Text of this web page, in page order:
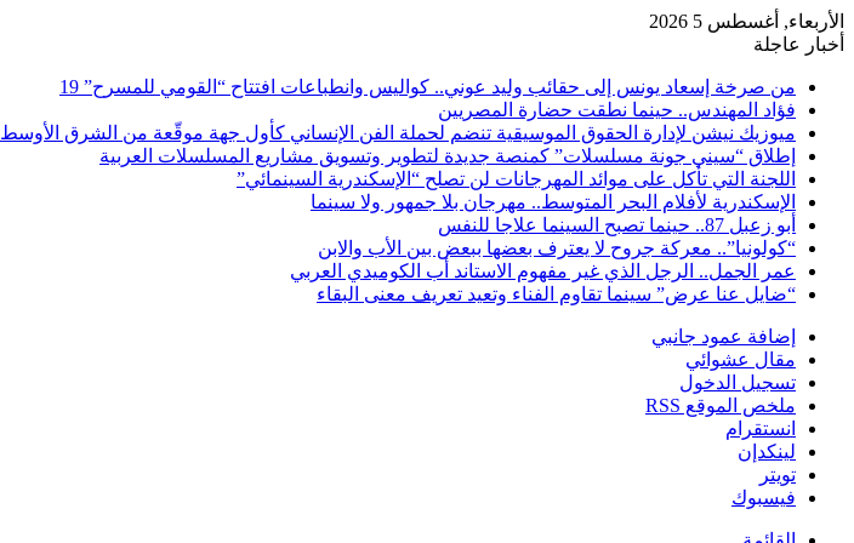
الأربعاء, أغسطس 5 2026
أخبار عاجلة
من صرخة إسعاد يونس إلى حقائب وليد عوني.. كواليس وانطباعات افتتاح “القومي للمسرح” 19
فؤاد المهندس.. حينما نطقت حضارة المصريين
ميوزيك نيشن لإدارة الحقوق الموسيقية تنضم لحملة الفن الإنساني كأول جهة موقّعة من الشرق الأوسط
إطلاق “سيني جونة مسلسلات” كمنصة جديدة لتطوير وتسويق مشاريع المسلسلات العربية
اللجنة التي تأكل على موائد المهرجانات لن تصلح “الإسكندرية السينمائي”
الإسكندرية لأفلام البحر المتوسط.. مهرجان بلا جمهور ولا سينما
أبو زعبل 87.. حينما تصبح السينما علاجا للنفس
“كولونيا”.. معركة جروح لا يعترف بعضها ببعض بين الأب والابن
عمر الجمل.. الرجل الذي غير مفهوم الاستاند أب الكوميدي العربي
“ضايل عنا عرض” سينما تقاوم الفناء وتعيد تعريف معنى البقاء
إضافة عمود جانبي
مقال عشوائي
تسجيل الدخول
ملخص الموقع RSS
انستقرام
لينكدإن
تويتر
فيسبوك